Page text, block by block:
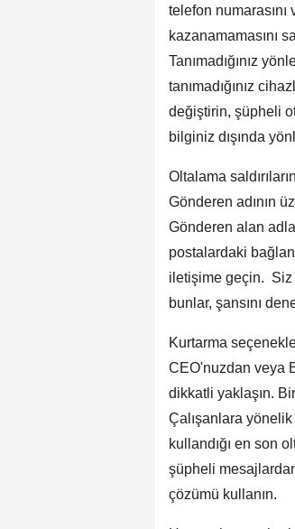
telefon
kazanamamasını
Tanımadığınız
tanımadığınız
değiştirin, şüpheli
bilginiz dışında
Oltalama
Gönderen adının
Gönderen alan
postalardaki
iletişime geçin. Siz
bunlar, şansını
Kurtarma
CEO'nuzdan veya
dikkatli yaklaşın. Bir
Çalışanlara yönelik
kullandığı en son
şüpheli
çözümü kullanın.